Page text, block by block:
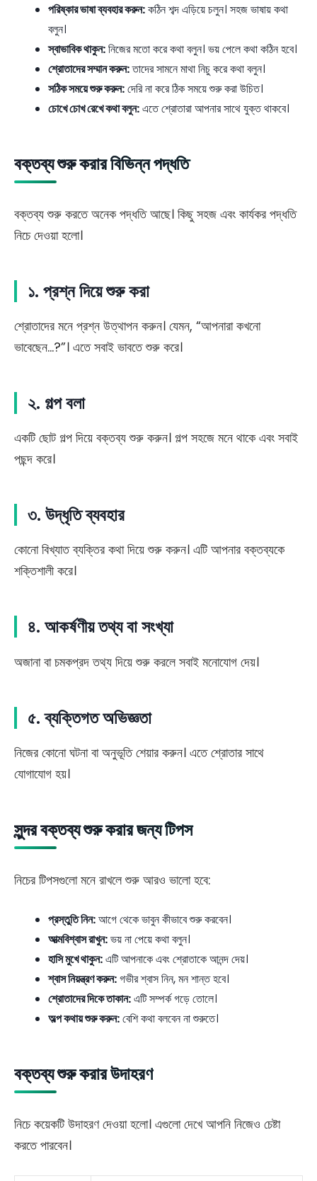
পরিষ্কার ভাষা ব্যবহার করুন:কঠিন শব্দ এড়িয়ে চলুন। সহজ ভাষায় কথা
বলুন।
স্বাভাবিক থাকুন:নিজের মতো করে কথা বলুন। ভয় পেলে কথা কঠিন হবে।
শ্রোতাদের সম্মান করুন:তাদের সামনে মাথা নিচু করে কথা বলুন।
সঠিক সময়ে শুরু করুন:দেরি না করে ঠিক সময়ে শুরু করা উচিত।
চোখে চোখ রেখে কথা বলুন:এতে শ্রোতারা আপনার সাথে যুক্ত থাকবে।
বক্তব্য শুরু করার বিভিন্ন পদ্ধতি
বক্তব্য শুরু করতে অনেক পদ্ধতি আছে। কিছু সহজ এবং কার্যকর পদ্ধতি
নিচে দেওয়া হলো।
১. প্রশ্ন দিয়ে শুরু করা
শ্রোতাদের মনে প্রশ্ন উত্থাপন করুন। যেমন, “আপনারা কখনো
ভাবেছেন…?”। এতে সবাই ভাবতে শুরু করে।
২. গল্প বলা
একটি ছোট গল্প দিয়ে বক্তব্য শুরু করুন। গল্প সহজে মনে থাকে এবং সবাই
পছন্দ করে।
৩. উদ্ধৃতি ব্যবহার
কোনো বিখ্যাত ব্যক্তির কথা দিয়ে শুরু করুন। এটি আপনার বক্তব্যকে
শক্তিশালী করে।
৪. আকর্ষণীয় তথ্য বা সংখ্যা
অজানা বা চমকপ্রদ তথ্য দিয়ে শুরু করলে সবাই মনোযোগ দেয়।
৫. ব্যক্তিগত অভিজ্ঞতা
নিজের কোনো ঘটনা বা অনুভূতি শেয়ার করুন। এতে শ্রোতার সাথে
যোগাযোগ হয়।
সুন্দর বক্তব্য শুরু করার জন্য টিপস
নিচের টিপসগুলো মনে রাখলে শুরু আরও ভালো হবে:
প্রস্তুতি নিন:আগে থেকে ভাবুন কীভাবে শুরু করবেন।
আত্মবিশ্বাস রাখুন:ভয় না পেয়ে কথা বলুন।
হাসি মুখে থাকুন:এটি আপনাকে এবং শ্রোতাকে আনন্দ দেয়।
শ্বাস নিয়ন্ত্রণ করুন:গভীর শ্বাস নিন, মন শান্ত হবে।
শ্রোতাদের দিকে তাকান:এটি সম্পর্ক গড়ে তোলে।
অল্প কথায় শুরু করুন:বেশি কথা বলবেন না শুরুতে।
বক্তব্য শুরু করার উদাহরণ
নিচে কয়েকটি উদাহরণ দেওয়া হলো। এগুলো দেখে আপনি নিজেও চেষ্টা
করতে পারবেন।